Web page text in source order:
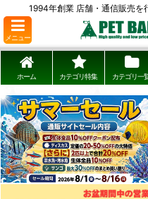
1994年創業 店舗・通信販売を
メニュー
ホーム カテゴリ特集 カテゴリ一